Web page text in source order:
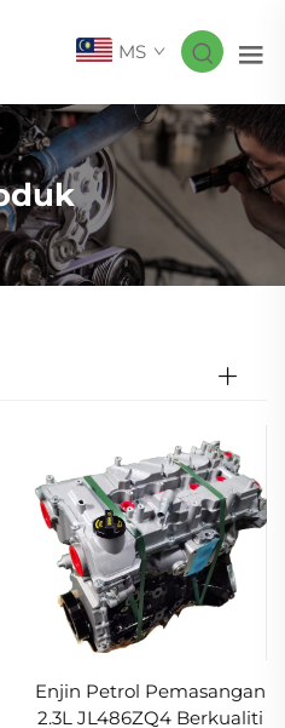
MS
Enjin Petrol Pemasangan
2.3L JL486ZQ4 Berkualiti